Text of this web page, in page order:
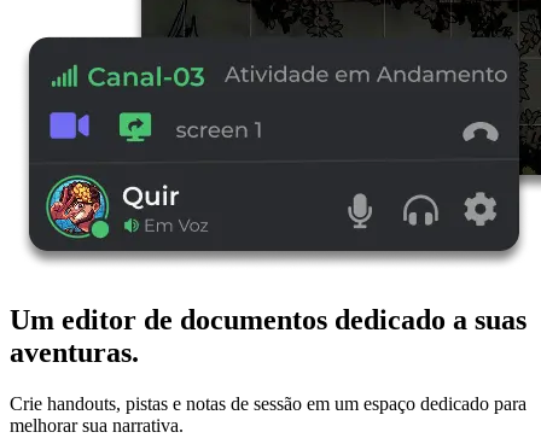
Um editor de documentos dedicado a suas
aventuras.
Crie handouts, pistas e notas de sessão em um espaço dedicado para
melhorar sua narrativa.